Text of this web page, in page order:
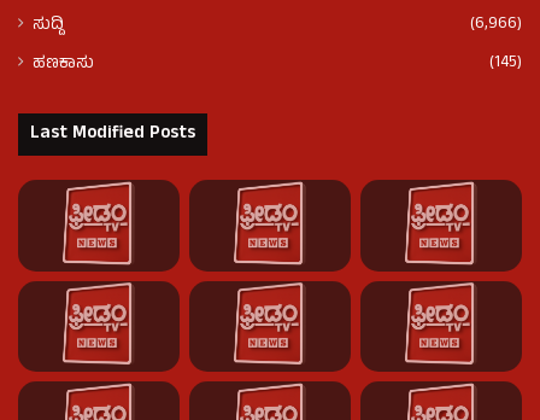
ಸುದ್ದಿ
(6,966)
ಹಣಕಾಸು
(145)
Last Modified Posts